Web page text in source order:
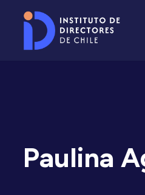
Paulina